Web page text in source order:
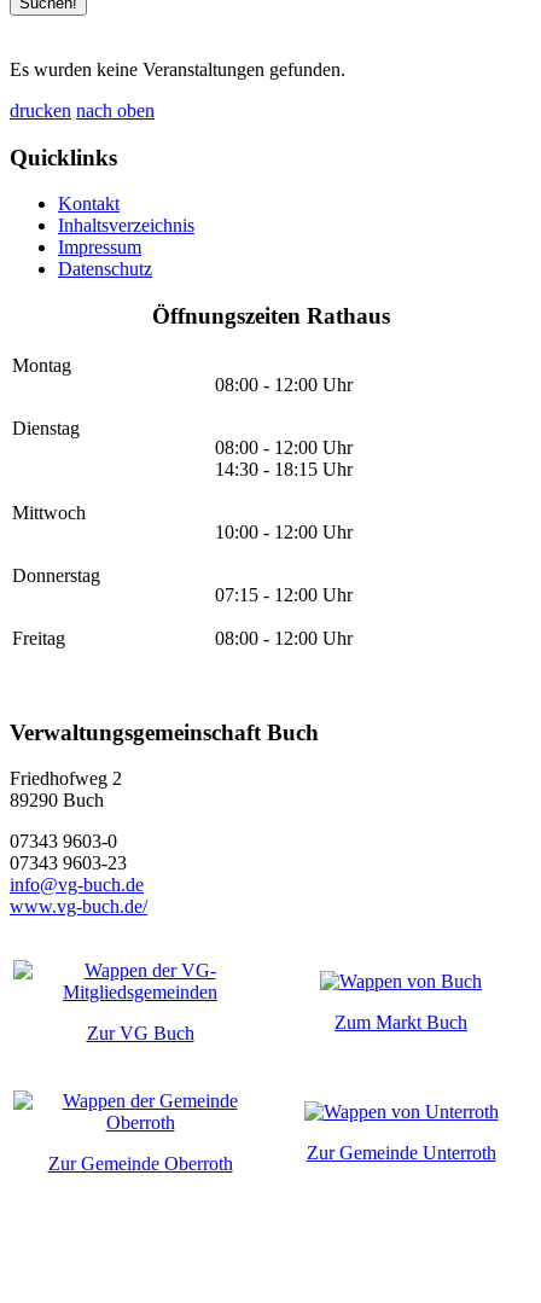
Es wurden keine Veranstaltungen gefunden.
drucken nach oben
Quicklinks
Kontakt
Inhaltsverzeichnis
Impressum
Datenschutz
Öffnungszeiten Rathaus
Montag
08:00 - 12:00 Uhr
Dienstag
08:00 - 12:00 Uhr
14:30 - 18:15 Uhr
Mittwoch
10:00 - 12:00 Uhr
Donnerstag
07:15 - 12:00 Uhr
Freitag 08:00 - 12:00 Uhr
Verwaltungsgemeinschaft Buch
Friedhofweg 2
89290 Buch
07343 9603-0
07343 9603-23
info@vg-buch.de
www.vg-buch.de/
Zur VG Buch
Zum Markt Buch
Zur Gemeinde Oberroth
Zur Gemeinde Unterroth